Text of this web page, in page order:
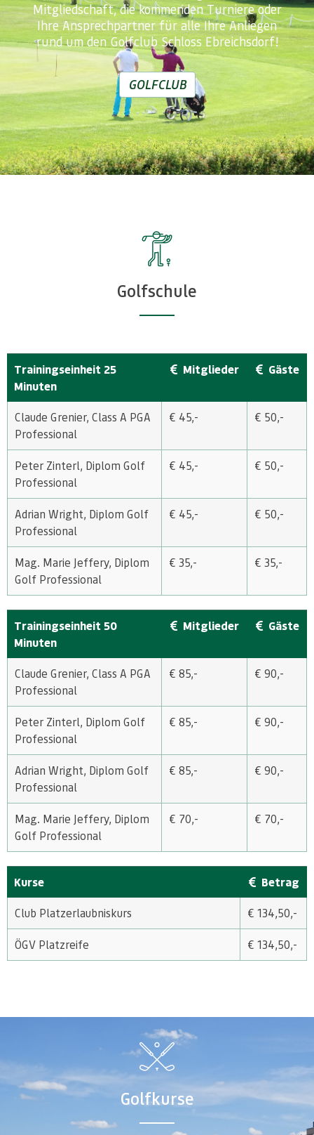
Mitgliedschaft, die kommenden Turniere oder
Ihre Ansprechpartner für alle Ihre Anliegen
rund um den Golfclub Schloss Ebreichsdorf!
GOLFCLUB
Golfschule
Trainingseinheit 25
Minuten
Mitglieder Gäste
Claude Grenier, Class A PGA
Professional
€ 45,- € 50,-
Peter Zinterl, Diplom Golf
Professional
€ 45,- € 50,-
Adrian Wright, Diplom Golf
Professional
€ 45,- € 50,-
Mag. Marie Jeffery, Diplom
Golf Professional
€ 35,- € 35,-
Trainingseinheit 50
Minuten
Mitglieder Gäste
Claude Grenier, Class A PGA
Professional
€ 85,- € 90,-
Peter Zinterl, Diplom Golf
Professional
€ 85,- € 90,-
Adrian Wright, Diplom Golf
Professional
€ 85,- € 90,-
Mag. Marie Jeffery, Diplom
Golf Professional
€ 70,- € 70,-
Kurse Betrag
Club Platzerlaubniskurs € 134,50,-
ÖGV Platzreife € 134,50,-
Golfkurse